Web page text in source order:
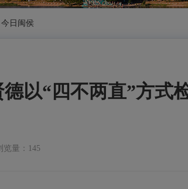
今日闽侯
以“四不两直”方式
览量：145